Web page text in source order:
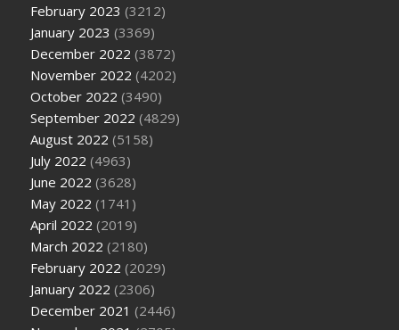
February 2023 (3212)
January 2023 (3369)
December 2022 (3872)
November 2022 (4202)
October 2022 (3490)
September 2022 (4829)
August 2022 (5158)
July 2022 (4963)
June 2022 (3628)
May 2022 (1741)
April 2022 (2019)
March 2022 (2180)
February 2022 (2029)
January 2022 (2306)
December 2021 (2446)